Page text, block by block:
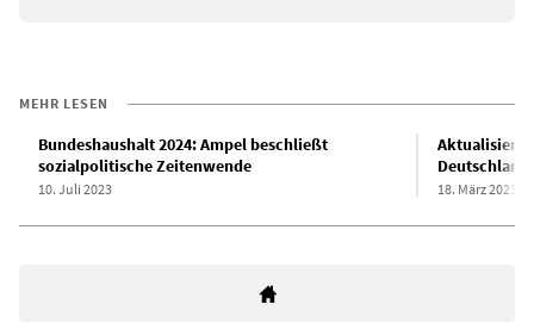
MEHR LESEN
Bundeshaushalt 2024: Ampel beschließt
sozialpolitische Zeitenwende
10. Juli 2023 18. März 2023